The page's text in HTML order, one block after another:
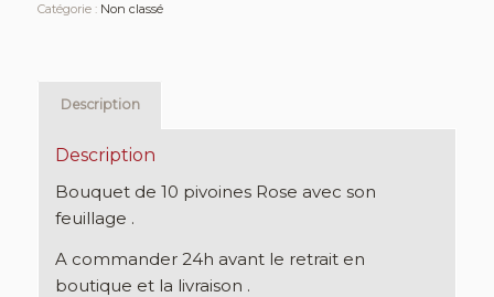
Catégorie : Non classé
Description
Description
Bouquet de 10 pivoines Rose avec son
feuillage .
A commander 24h avant le retrait en
boutique et la livraison .